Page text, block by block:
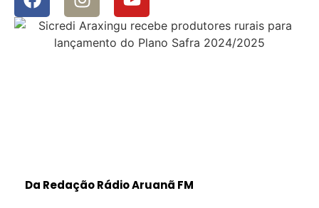
Da Redação Rádio Aruanã FM